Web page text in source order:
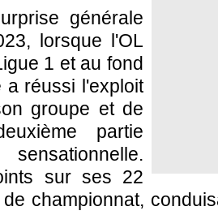
générale
lorsque l'OL
1 et au fond
a réussi l'exploit
groupe et de
partie
sur ses 22
championnat,